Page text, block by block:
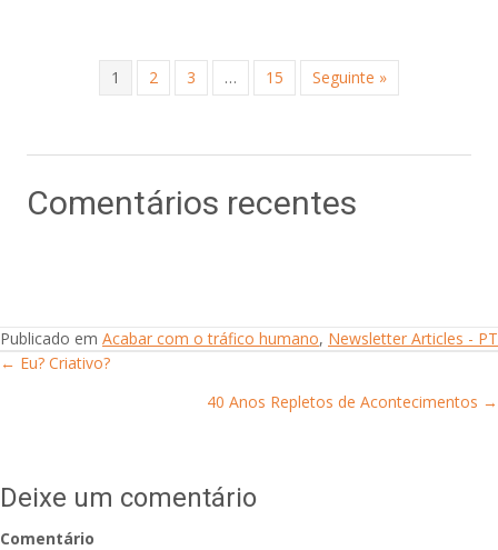
1 2 3 … 15 Seguinte »
Comentários recentes
Publicado em Acabar com o tráfico humano, Newsletter Articles - PT
Posts
← Eu? Criativo?
40 Anos Repletos de Acontecimentos →
Deixe um comentário
Comentário